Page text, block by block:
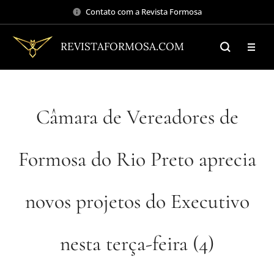
Contato com a Revista Formosa
REVISTAFORMOSA.COM
Câmara de Vereadores de
Formosa do Rio Preto aprecia
novos projetos do Executivo
nesta terça-feira (4)